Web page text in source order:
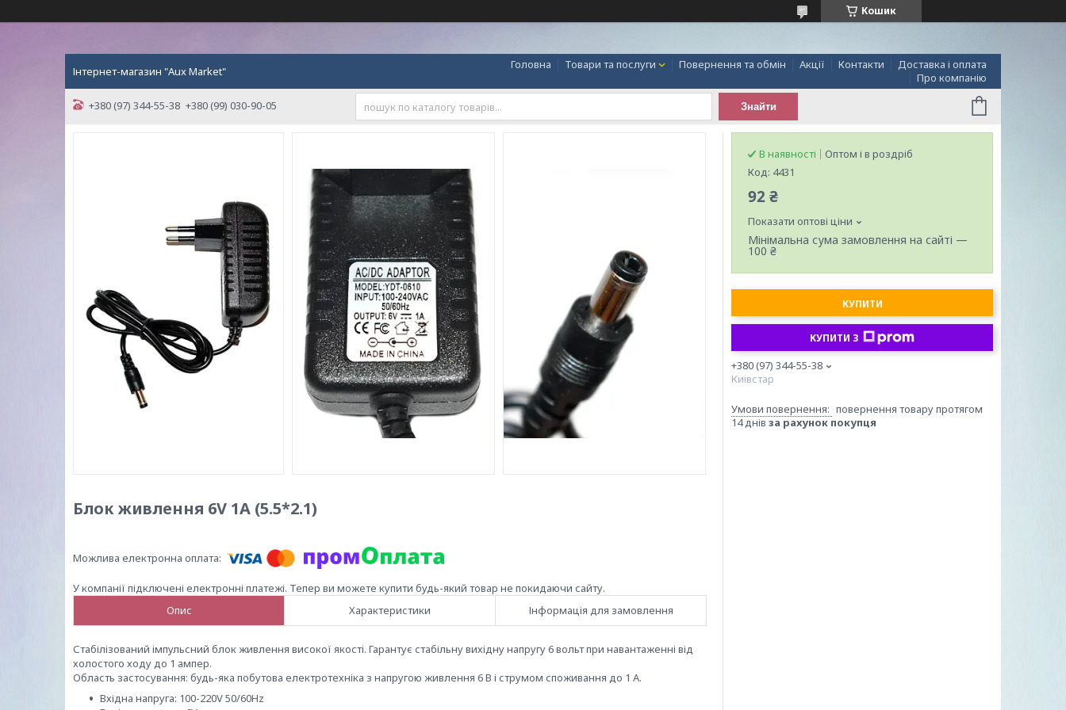
Кошик
Інтернет-магазин "Aux Market"
Головна Товари та послуги Повернення та обмін Акції Контакти
Доставка і оплата
Про компанію
+380 (97) 344-55-38 +380 (99) 030-90-05 Знайти
Блок живлення 6V 1A (5.5*2.1)
У компанії підключені електронні платежі. Тепер ви можете купити будь-який товар не покидаючи сайту.
Опис
Характеристики Інформація для замовлення
Стабілізований імпульсний блок живлення високої якості. Гарантує стабільну вихідну напругу 6 вольт при навантаженні від
холостого ходу до 1 ампер.
Область застосування: будь-яка побутова електротехніка з напругою живлення 6 В і струмом споживання до 1 А.
Вхідна напруга: 100-220V 50/60Hz
В наявності
Оптом і в роздріб
Код: 4431
92 ₴
Показати оптові ціни
Мінімальна сума замовлення на сайті —
100 ₴
КУПИТИ
КУПИТИ З
+380 (97) 344-55-38
Киівстар
повернення товару протягом
14 днів за рахунок покупця